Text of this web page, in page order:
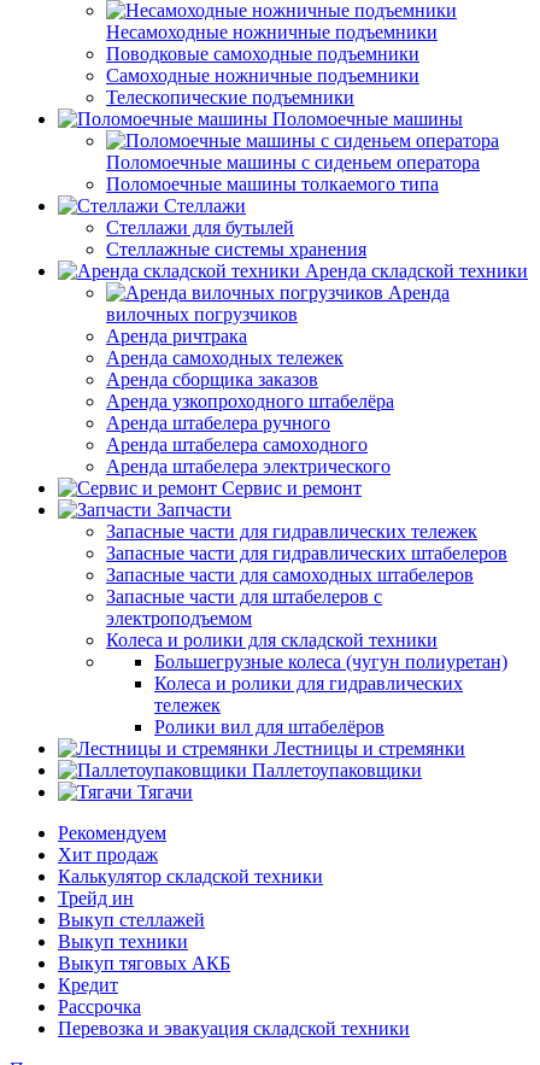
Несамоходные ножничные подъемники
Поводковые самоходные подъемники
Самоходные ножничные подъемники
Телескопические подъемники
Поломоечные машины
Поломоечные машины с сиденьем оператора
Поломоечные машины толкаемого типа
Стеллажи
Стеллажи для бутылей
Стеллажные системы хранения
Аренда складской техники
Аренда
вилочных погрузчиков
Аренда ричтрака
Аренда самоходных тележек
Аренда сборщика заказов
Аренда узкопроходного штабелёра
Аренда штабелера ручного
Аренда штабелера самоходного
Аренда штабелера электрического
Сервис и ремонт
Запчасти
Запасные части для гидравлических тележек
Запасные части для гидравлических штабелеров
Запасные части для самоходных штабелеров
Запасные части для штабелеров с
электроподъемом
Колеса и ролики для складской техники
Большегрузные колеса (чугун полиуретан)
Колеса и ролики для гидравлических
тележек
Ролики вил для штабелёров
Лестницы и стремянки
Паллетоупаковщики
Тягачи
Рекомендуем
Хит продаж
Калькулятор складской техники
Трейд ин
Выкуп стеллажей
Выкуп техники
Выкуп тяговых АКБ
Кредит
Рассрочка
Перевозка и эвакуация складской техники